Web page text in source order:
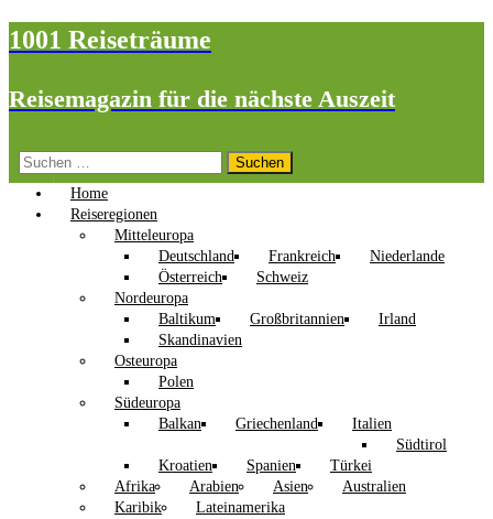
1001 Reiseträume
Reisemagazin für die nächste Auszeit
Suchen
nach:
Home
Reiseregionen
Mitteleuropa
Deutschland
Frankreich
Niederlande
Österreich
Schweiz
Nordeuropa
Baltikum
Großbritannien
Irland
Skandinavien
Osteuropa
Polen
Südeuropa
Balkan
Griechenland
Italien
Südtirol
Kroatien
Spanien
Türkei
Afrika
Arabien Asien
Australien
Karibik
Lateinamerika